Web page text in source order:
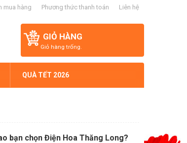
mua hàng Phương thức thanh toán Liên hệ
GIỎ HÀNG
Giỏ hàng trống.
QUÀ TẾT 2026
bạn chọn Điện Hoa Thăng Long?